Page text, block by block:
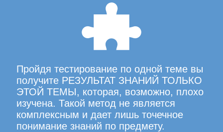
Пройдя тестирование по одной теме вы
получите РЕЗУЛЬТАТ ЗНАНИЙ ТОЛЬКО
ЭТОЙ ТЕМЫ, которая, возможно, плохо
изучена. Такой метод не является
комплексным и дает лишь точечное
понимание знаний по предмету.